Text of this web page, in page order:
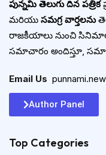
పున్నమి తెలుగు దిన పత్రిక
మరియు సమగ్ర వార్తలను
రాజకీయాలు నుంచి
సమాచారం అందిస్తూ,
Email Us
Author Panel
Top Categories​